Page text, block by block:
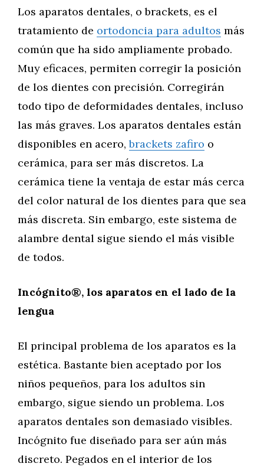
Los aparatos dentales, o brackets, es el
tratamiento de ortodoncia para adultos más
común que ha sido ampliamente probado.
Muy eficaces, permiten corregir la posición
de los dientes con precisión. Corregirán
todo tipo de deformidades dentales, incluso
las más graves. Los aparatos dentales están
disponibles en acero,brackets zafiro o
cerámica, para ser más discretos. La
cerámica tiene la ventaja de estar más cerca
del color natural de los dientes para que sea
más discreta. Sin embargo, este sistema de
alambre dental sigue siendo el más visible
de todos.
Incógnito®, los aparatos en el lado de la
lengua
El principal problema de los aparatos es la
estética. Bastante bien aceptado por los
niños pequeños, para los adultos sin
embargo, sigue siendo un problema. Los
aparatos dentales son demasiado visibles.
Incógnito fue diseñado para ser aún más
discreto. Pegados en el interior de los